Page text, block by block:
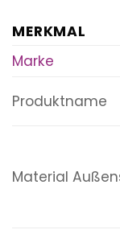
MERKMAL
Marke
Produktname
Material